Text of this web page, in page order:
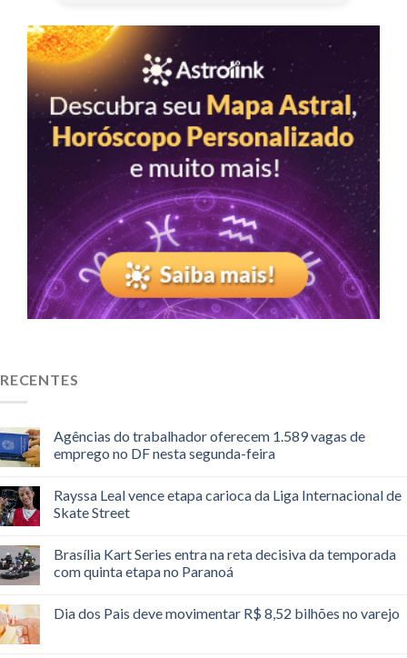
RECENTES
Agências do trabalhador oferecem 1.589 vagas de
emprego no DF nesta segunda-feira
Rayssa Leal vence etapa carioca da Liga Internacional de
Skate Street
Brasília Kart Series entra na reta decisiva da temporada
com quinta etapa no Paranoá
Dia dos Pais deve movimentar R$ 8,52 bilhões no varejo